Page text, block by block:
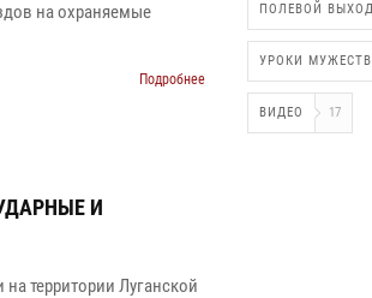
на охраняемые
Подробнее
И
территории Луганской
ПОЛЕВОЙ ВЫХОД
УРОКИ
ВИДЕО 17